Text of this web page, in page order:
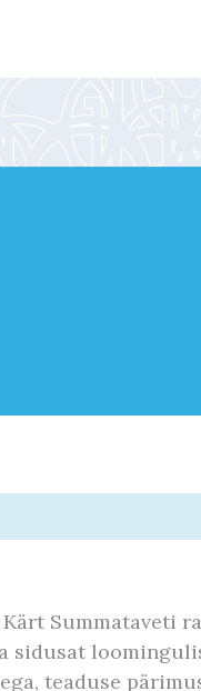
Summataveti
sidusat
teaduse